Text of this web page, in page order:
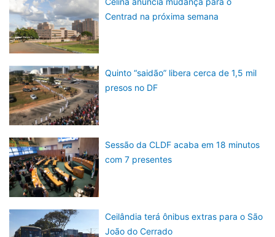
Centrad na próxima semana
Quinto “saidão” libera cerca de 1,5 mil
presos no DF
Sessão da CLDF acaba em 18 minutos
com 7 presentes
Ceilândia terá ônibus extras para o São
João do Cerrado